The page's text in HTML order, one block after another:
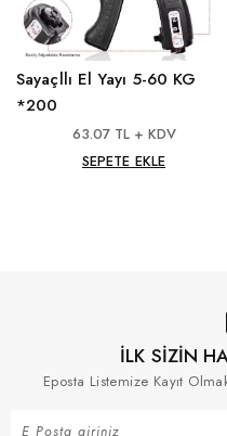
Sayaçllı El Yayı 5-60 KG
*200
63.07 TL + KDV
SEPETE EKLE
İLK SİZİN
Eposta Listemize Kayıt